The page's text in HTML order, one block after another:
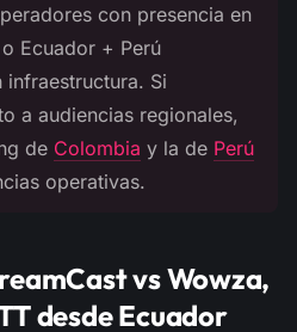
con presencia en
Ecuador + Perú
infraestructura. Si
a audiencias regionales,
de Colombia y la de Perú
operativas.
vs Wowza,
desde Ecuador